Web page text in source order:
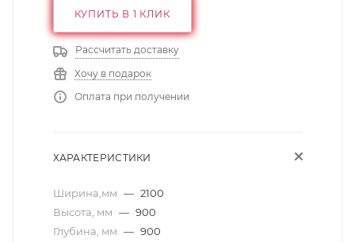
КУПИТЬ В 1 КЛИК
Рассчитать доставку
Хочу в подарок
Оплата при получении
ХАРАКТЕРИСТИКИ
Ширина,мм — 2100
Высота, мм — 900
Глубина, мм — 900